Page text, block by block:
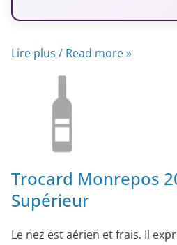
Lire plus / Read more »
Trocard Monrepos
Supérieur
Le nez est aérien et frais. Il